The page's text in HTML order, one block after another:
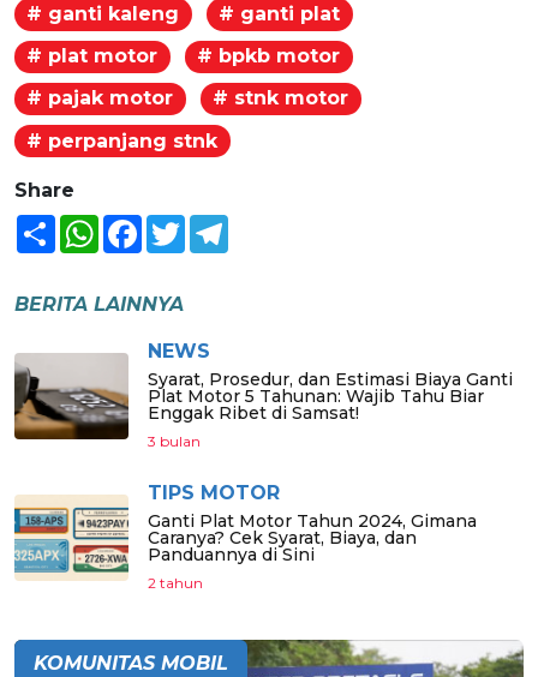
# ganti kaleng
# ganti plat
# plat motor
# bpkb motor
# pajak motor
# stnk motor
# perpanjang stnk
Share
Share WhatsAppFacebook
Twitter
BERITA LAINNYA
NEWS
Syarat, Prosedur, dan Estimasi Biaya Ganti
Plat Motor 5 Tahunan: Wajib Tahu Biar
Enggak Ribet di Samsat!
3 bulan
TIPS MOTOR
Ganti Plat Motor Tahun 2024, Gimana
Caranya? Cek Syarat, Biaya, dan
Panduannya di Sini
2 tahun
KOMUNITAS MOBIL